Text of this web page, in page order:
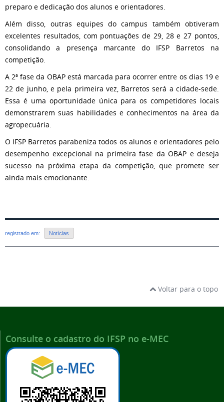
preparo e dedicação dos alunos e orientadores.
Além disso, outras equipes do campus também obtiveram
excelentes resultados, com pontuações de 29, 28 e 27 pontos,
consolidando a presença marcante do IFSP Barretos na
competição.
A 2ª fase da OBAP está marcada para ocorrer entre os dias 19 e
22 de junho, e pela primeira vez, Barretos será a cidade-sede.
Essa é uma oportunidade única para os competidores locais
demonstrarem suas habilidades e conhecimentos na área da
agropecuária.
O IFSP Barretos parabeniza todos os alunos e orientadores pelo
desempenho excepcional na primeira fase da OBAP e deseja
sucesso na próxima etapa da competição, que promete ser
ainda mais emocionante.
registrado em: Notícias
Voltar para o topo
Consulte o cadastro do IFSP no e-MEC